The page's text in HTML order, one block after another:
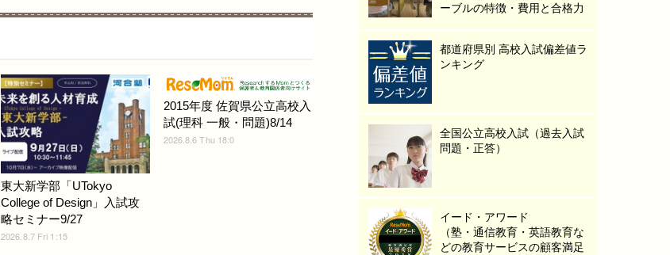
東大新学部「UTokyo
College of Design」入試攻
略セミナー9/27
2026.8.7 Fri 1:15
2015年度 佐賀県公立高校入
試(理科 一般・問題)8/14
2026.8.6 Thu 18:0
ーブルの特徴・費用と合格力
都道府県別 高校入試偏差値ラ
ンキング
全国公立高校入試（過去入試
問題・正答）
イード・アワード
（塾・通信教育・英語教育な
どの教育サービスの顧客満足